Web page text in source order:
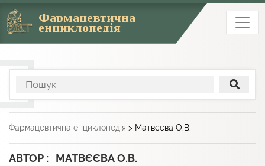
Фармацевтична
енциклопедія
Фармацевтична енциклопедія > Матвєєва О.В.
АВТОР : МАТВЄЄВА О.В.